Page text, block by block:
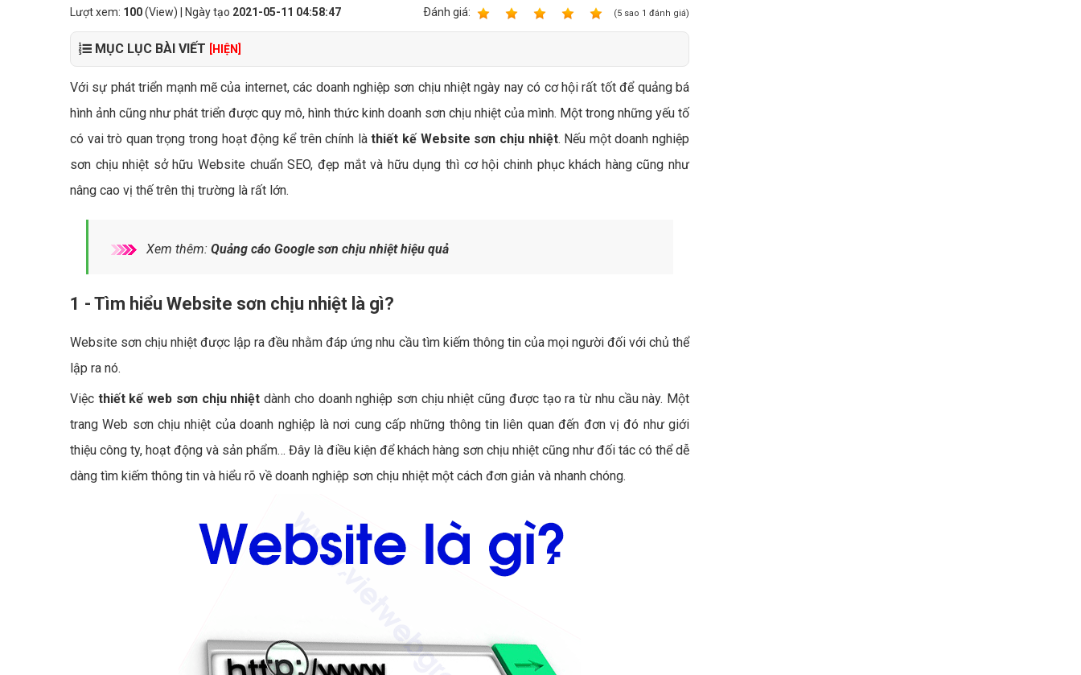
Bảng giá quảng cáo Facebook
Bảng giá quản trị Website
Bảng giá quản trị Fanpage Facebook
Bảng giá SEO Website
Lượt xem: 100(View) | Ngày tạo 2021-05-11 04:58:47 Ðánh giá: (5 sao 1 đánh giá)
MỤC LỤC BÀI VIẾT [HIỆN]
Với sự phát triển mạnh mẽ của internet, các doanh nghiệp sơn chịu nhiệt ngày nay có cơ hội rất tốt để quảng bá
hình ảnh cũng như phát triển được quy mô, hình thức kinh doanh sơn chịu nhiệt của mình. Một trong những yếu tố
có vai trò quan trọng trong hoạt động kể trên chính làthiết kế Website sơn chịu nhiệt. Nếu một doanh nghiệp
sơn chịu nhiệt sở hữu Website chuẩn SEO, đẹp mắt và hữu dụng thì cơ hội chinh phục khách hàng cũng như
nâng cao vị thế trên thị trường là rất lớn.
Xem thêm: Quảng cáo Google sơn chịu nhiệt hiệu quả
1 - Tìm hiểu Website sơn chịu nhiệt là gì?
Website sơn chịu nhiệt được lập ra đều nhằm đáp ứng nhu cầu tìm kiếm thông tin của mọi người đối với chủ thể
lập ra nó.
Việc thiết kế web sơn chịu nhiệt dành cho doanh nghiệp sơn chịu nhiệt cũng được tạo ra từ nhu cầu này. Một
trang Web sơn chịu nhiệt của doanh nghiệp là nơi cung cấp những thông tin liên quan đến đơn vị đó như giới
thiệu công ty, hoạt động và sản phẩm… Đây là điều kiện để khách hàng sơn chịu nhiệt cũng như đối tác có thể dễ
dàng tìm kiếm thông tin và hiểu rõ về doanh nghiệp sơn chịu nhiệt một cách đơn giản và nhanh chóng.